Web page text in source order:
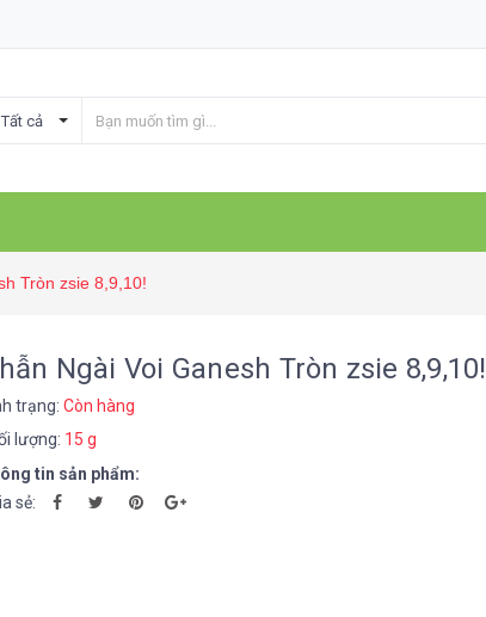
Tất cả
Tròn zsie 8,9,10!
Ngài Voi Ganesh Tròn zsie 8,9,10!
trạng: Còn hàng
lượng: 15 g
tin sản phẩm:
sẻ: